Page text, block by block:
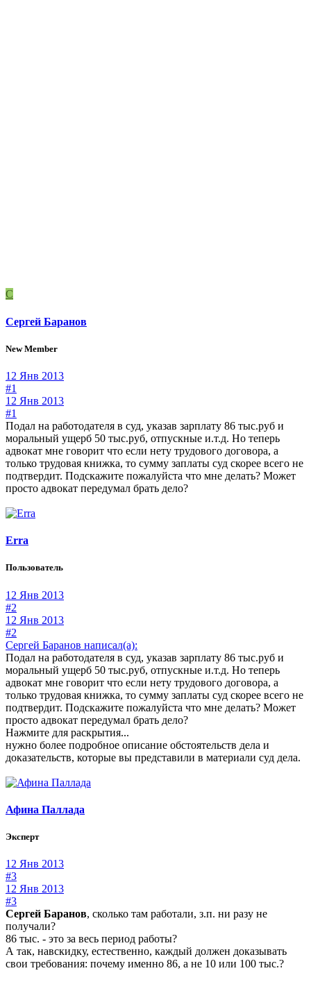
С
Сергей Баранов
New Member
12 Янв 2013
#1
12 Янв 2013
#1
Подал на работодателя в суд, указав зарплату 86 тыс.руб и
моральный ущерб 50 тыс.руб, отпускные и.т.д. Но теперь
адвокат мне говорит что если нету трудового договора, а
только трудовая книжка, то сумму заплаты суд скорее всего не
подтвердит. Подскажите пожалуйста что мне делать? Может
просто адвокат передумал брать дело?
Erra
Пользователь
12 Янв 2013
#2
12 Янв 2013
#2
Сергей Баранов написал(а):
Подал на работодателя в суд, указав зарплату 86 тыс.руб и
моральный ущерб 50 тыс.руб, отпускные и.т.д. Но теперь
адвокат мне говорит что если нету трудового договора, а
только трудовая книжка, то сумму заплаты суд скорее всего не
подтвердит. Подскажите пожалуйста что мне делать? Может
просто адвокат передумал брать дело?
Нажмите для раскрытия...
нужно более подробное описание обстоятельств дела и
доказательств, которые вы представили в материали суд дела.
Афина Паллада
Эксперт
12 Янв 2013
#3
12 Янв 2013
#3
Сергей Баранов, сколько там работали, з.п. ни разу не
получали?
86 тыс. - это за весь период работы?
А так, навскидку, естественно, каждый должен доказывать
свои требования: почему именно 86, а не 10 или 100 тыс.?